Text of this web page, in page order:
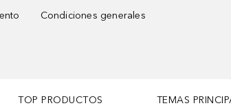
Condiciones generales
TOP PRODUCTOS TEMAS